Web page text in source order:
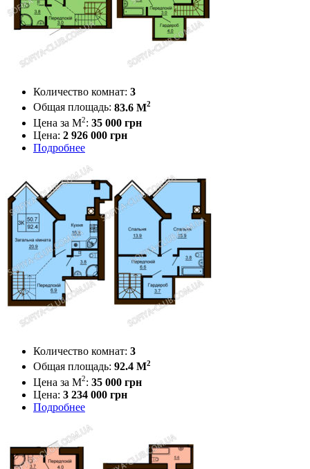
Количество комнат: 3
Общая площадь: 83.6 M2
Цена за М2: 35 000 грн
Цена: 2 926 000 грн
Подробнее
Количество комнат: 3
Общая площадь: 92.4 M2
Цена за М2: 35 000 грн
Цена: 3 234 000 грн
Подробнее